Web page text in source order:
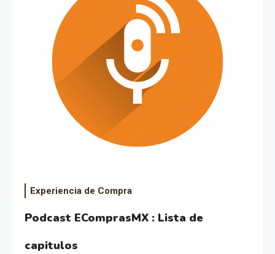
Experiencia de Compra
Podcast EComprasMX : Lista de
capitulos